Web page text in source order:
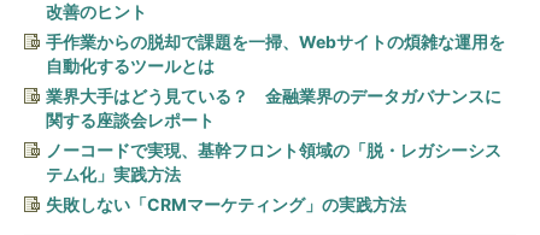
改善のヒント
手作業からの脱却で課題を一掃、Webサイトの煩雑な運用を
自動化するツールとは
業界大手はどう見ている？ 金融業界のデータガバナンスに
関する座談会レポート
ノーコードで実現、基幹フロント領域の「脱・レガシーシス
テム化」実践方法
失敗しない「CRMマーケティング」の実践方法